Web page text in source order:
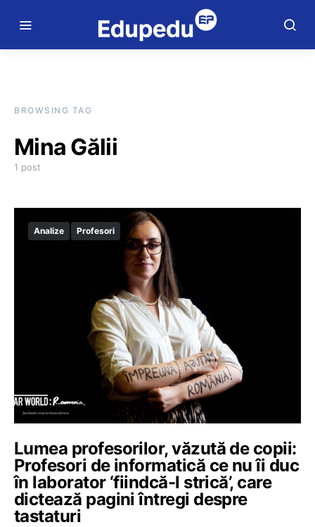
BROWSING TAG
Mina Gălii
1 post
Analize Profesori
Lumea profesorilor, văzută de copii:
Profesori de informatică ce nu îi duc
în laborator ‘fiindcă-l strică’, care
dictează pagini întregi despre
tastaturi